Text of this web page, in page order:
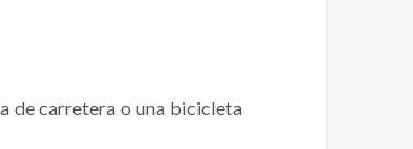
de carretera o una bicicleta